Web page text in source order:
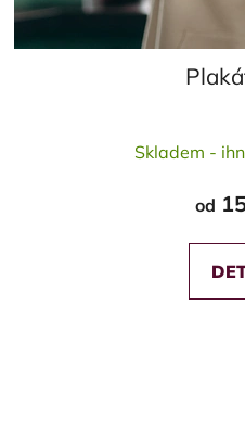
Skladem -
od